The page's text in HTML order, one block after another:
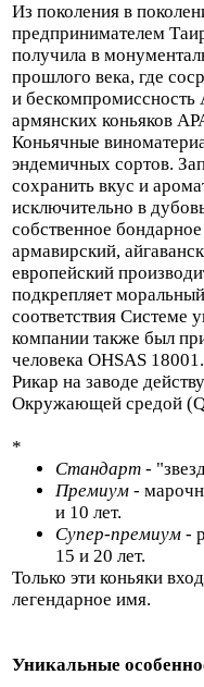
Из поколения в
предпринимателем
получила в
прошлого века, где
и бескомпромиссность
армянских коньяков
Коньячные
эндемичных сортов.
сохранить вкус и
исключительно в
собственное
армавирский,
европейский
подкрепляет
соответствия
компании также был
человека OHSAS
Рикар на заводе
Окружающей средой
*
Стандарт -
Премиум -
и 10 лет.
Супер-премиум -
15 и 20 лет.
Только эти коньяки
легендарное имя.
Уникальные